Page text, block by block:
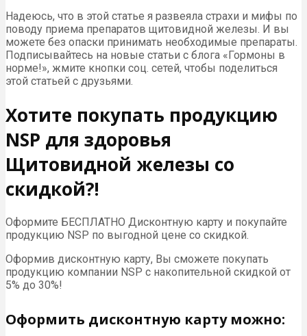
Надеюсь, что в этой статье я развеяла страхи и мифы по
поводу приема препаратов щитовидной железы. И вы
можете без опаски принимать необходимые препараты.
Подписывайтесь на новые статьи с блога «Гормоны в
норме!», жмите кнопки соц. сетей, чтобы поделиться
этой статьей с друзьями.
Хотите покупать продукцию
NSP для здоровья
Щитовидной железы со
скидкой?!
Оформите БЕСПЛАТНО Дисконтную карту и покупайте
продукцию NSP по выгодной цене со скидкой.
Оформив дисконтную карту, Вы сможете покупать
продукцию компании NSP с накопительной скидкой от
5% до 30%!
Оформить дисконтную карту можно: